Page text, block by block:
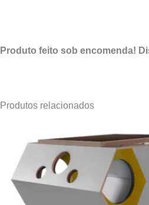
Produto feito sob encomenda!
Produtos relacionados